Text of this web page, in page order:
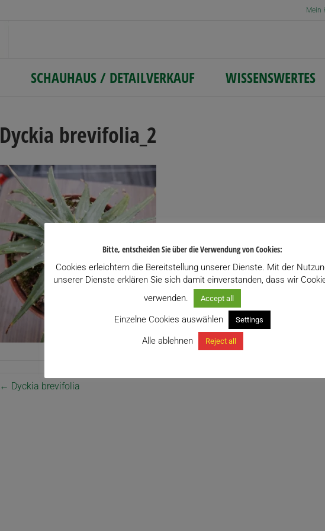
Mein
SCHAUHAUS / DETAILVERKAUF WISSENSWERTES
Dyckia brevifolia_2
← Dyckia brevifolia
Bitte, entscheiden Sie über die Verwendung von Cookies:
Cookies erleichtern die Bereitstellung unserer Dienste. Mit der
unserer Dienste erklären Sie sich damit einverstanden, dass wir
verwenden.
Accept all
Einzelne Cookies auswählen Settings
Alle ablehnen Reject all